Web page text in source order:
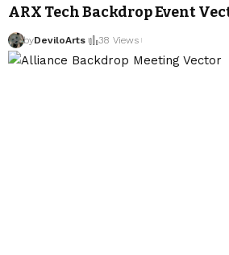
ARX Tech Backdrop Event
byDeviloArts 38 Views